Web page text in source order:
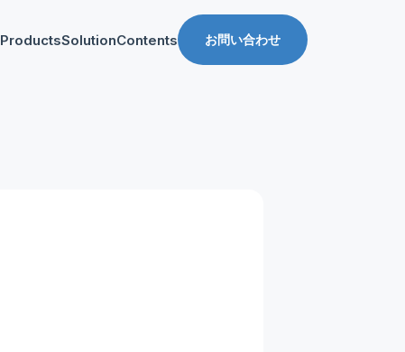
ProductsSolutionContents お問い合わせ